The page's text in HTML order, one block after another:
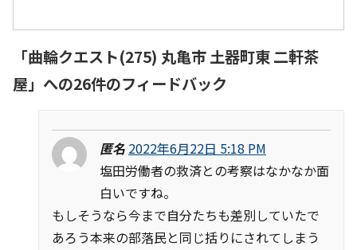
「曲輪クエスト(275) 丸亀市 土器町東 二軒茶
屋」への26件のフィードバック
匿名 2022年6月22日 5:18 PM
塩田労働者の救済との考察はなかなか面
白いですね。
もしそうなら今まで自分たちも差別していたで
あろう本来の部落民と同じ括りにされてしまう